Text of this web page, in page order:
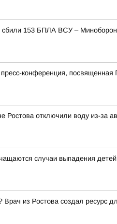
153 БПЛА ВСУ –
конференция, посвященная
Ростова отключили воду из-за
случаи выпадения детей
Врач из Ростова создал ресурс